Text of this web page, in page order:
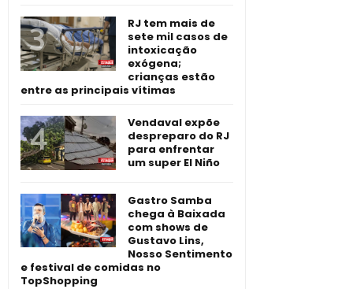
RJ tem mais de
sete mil casos de
intoxicação
exógena;
crianças estão
entre as principais vítimas
Vendaval expõe
despreparo do RJ
para enfrentar
um super El Niño
Gastro Samba
chega à Baixada
com shows de
Gustavo Lins,
Nosso Sentimento
e festival de comidas no
TopShopping